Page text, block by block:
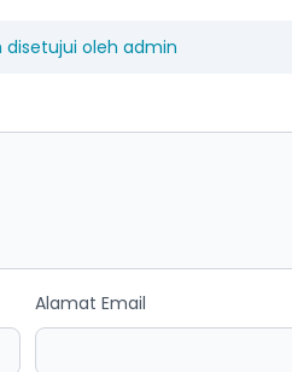
oleh admin
Alamat Email
Kehadiran